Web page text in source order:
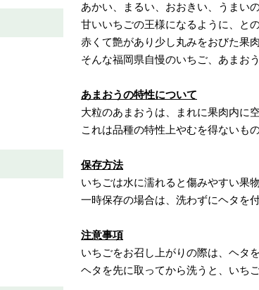
あかい、まるい、おおきい、うまい
甘いいちごの王様になるように、と
赤くて艶があり少し丸みをおびた果
そんな福岡県自慢のいちご、あまお
あまおうの特性について
大粒のあまおうは、まれに果肉内に
これは品種の特性上やむを得ないも
保存方法
いちごは水に濡れると傷みやすい果物
一時保存の場合は、洗わずにヘタを
注意事項
いちごをお召し上がりの際は、ヘタ
ヘタを先に取ってから洗うと、いち